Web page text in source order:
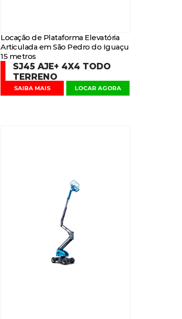
Locação de Plataforma Elevatória
Articulada em São Pedro do Iguaçu
15 metros
SJ45 AJE+ 4X4 TODO
TERRENO
SAIBA MAIS LOCAR AGORA